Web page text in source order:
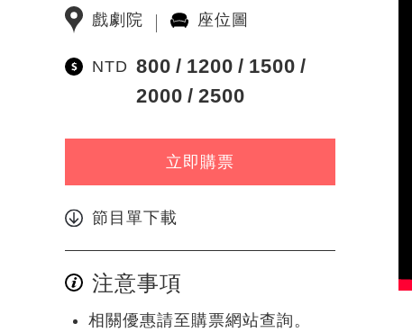
戲劇院 座位圖
NTD 800 1200
1500
2000
2500
立即購票
節目單下載
注意事項
相關優惠請至購票網站查詢。